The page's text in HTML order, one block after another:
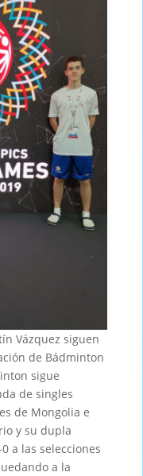
Vázquez siguen
de Bádminton
sigue
de singles
de Mongolia e
y su dupla
a las selecciones
a la